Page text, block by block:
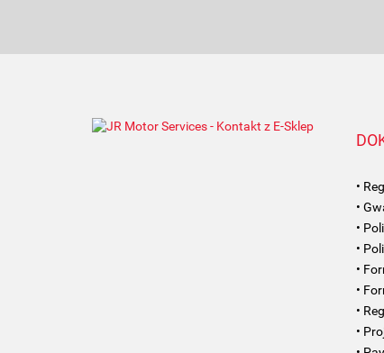
•
•
•
•
•
•
•
•